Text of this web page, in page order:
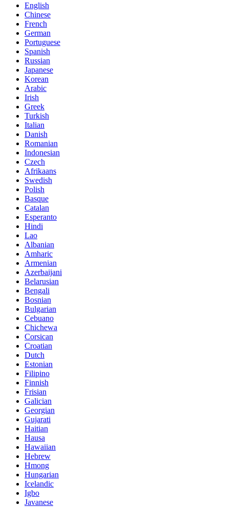
English
Chinese
French
German
Portuguese
Spanish
Russian
Japanese
Korean
Arabic
Irish
Greek
Turkish
Italian
Danish
Romanian
Indonesian
Czech
Afrikaans
Swedish
Polish
Basque
Catalan
Esperanto
Hindi
Lao
Albanian
Amharic
Armenian
Azerbaijani
Belarusian
Bengali
Bosnian
Bulgarian
Cebuano
Chichewa
Corsican
Croatian
Dutch
Estonian
Filipino
Finnish
Frisian
Galician
Georgian
Gujarati
Haitian
Hausa
Hawaiian
Hebrew
Hmong
Hungarian
Icelandic
Igbo
Javanese